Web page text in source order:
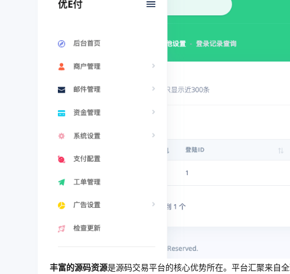
丰富的源码资源是源码交易平台的核心优势所在。平台汇聚来自